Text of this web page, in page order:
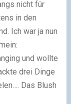
nicht für
in den
Ich war ja nun
und wollte
drei Dinge
Das Blush